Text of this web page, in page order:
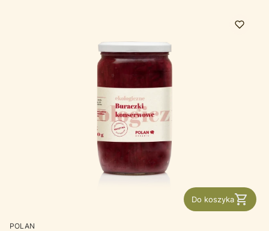
Do koszyka
PRODUCENT
POLAN